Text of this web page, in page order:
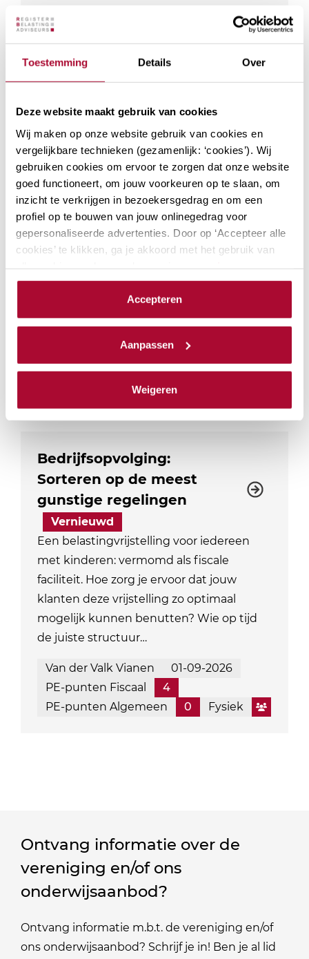
Toestemming Details Over
Deze website maakt gebruik van cookies
Wij maken op onze website gebruik van cookies en
vergelijkbare technieken (gezamenlijk: ‘cookies’). Wij
gebruiken cookies om ervoor te zorgen dat onze website
goed functioneert, om jouw voorkeuren op te slaan, om
inzicht te verkrijgen in bezoekersgedrag en om een
profiel op te bouwen van jouw onlinegedrag voor
gepersonaliseerde advertenties. Door op ‘Accepteer alle
cookies’ te klikken, ga je akkoord met het gebruik van
cookieverklaring.
We werken samen met23 derdendie uw gegevens
Accepteren
Aanpassen
Weigeren
laatste ontwikkelingen. Bij RB Academy…
Locaties: 2
Datum mogelijkheden: 3
PE-punten Fiscaal
12
PE-punten Algemeen
0
Actualiteiten
inkomstenbelasting
Welke actualiteiten spelen er momenteel
in inkomstenbelasting? Besproken
worden onder andere: het effectief
in 2026, kansen en risico’s van de Villataks
Datum mogelijkheden: 3
PE-punten Fiscaal
4
PE-punten Algemeen
Bedrijfsopvolging:
Sorteren op de meest
gunstige regelingen
Vernieuwd
Een belastingvrijstelling voor iedereen
met kinderen: vermomd als fiscale
faciliteit. Hoe zorg je ervoor dat jouw
klanten deze vrijstelling zo optimaal
mogelijk kunnen benutten? Wie op tijd
de juiste structuur…
Van der Valk Vianen
01-09-2026
PE-punten Fiscaal
4
PE-punten Algemeen
0 Fysiek
Ontvang informatie over de
vereniging en/of ons
onderwijsaanbod?
Ontvang informatie m.b.t. de vereniging en/of
ons onderwijsaanbod? Schrijf je in! Ben je al lid